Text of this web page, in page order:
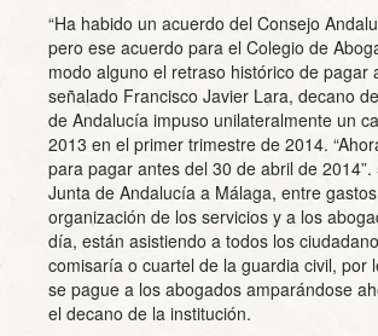
“Ha habido un acuerdo del Consejo
pero ese acuerdo para el Colegio de
modo alguno el retraso histórico de
señalado Francisco Javier Lara, decano
de Andalucía impuso unilateralmente un
2013 en el primer trimestre de 2014.
para pagar antes del 30 de abril de
Junta de Andalucía a Málaga, entre
organización de los servicios y a los
día, están asistiendo a todos los
comisaría o cuartel de la guardia civil,
se pague a los abogados amparándose
el decano de la institución.